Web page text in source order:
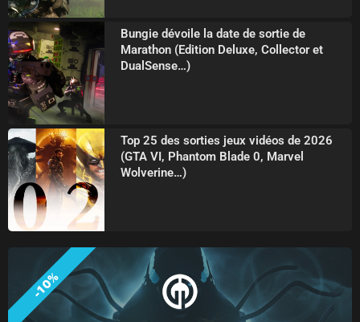
Bungie dévoile la date de sortie de
Marathon (Edition Deluxe, Collector et
DualSense…)
Top 25 des sorties jeux vidéos de 2026
(GTA VI, Phantom Blade 0, Marvel
Wolverine…)
-10%